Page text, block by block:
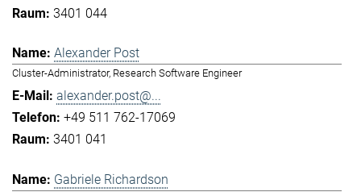
3401 044
Alexander Post
Cluster-Administrator, Research Software Engineer
alexander.post@...
+49 511 762-17069
3401 041
Gabriele Richardson